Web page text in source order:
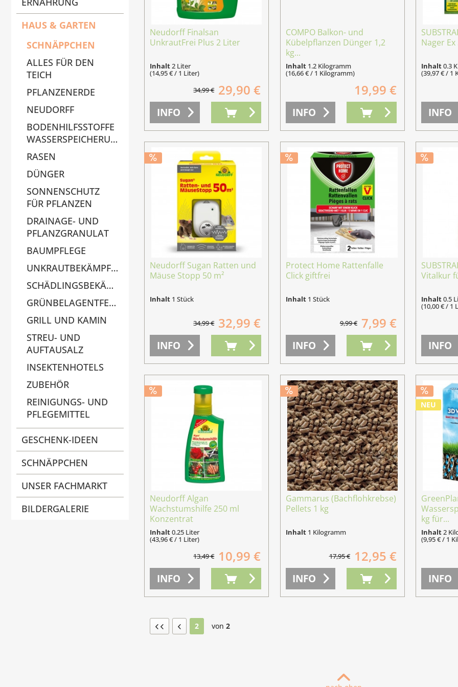
HAUS & GARTEN
SCHNÄPPCHEN
ALLES FÜR DEN
TEICH
PFLANZENERDE
NEUDORFF
BODENHILFSSTOFFE
WASSERSPEICHERUNG
RASEN
DÜNGER
SONNENSCHUTZ
FÜR PFLANZEN
DRAINAGE- UND
PFLANZGRANULAT
BAUMPFLEGE
UNKRAUTBEKÄMPFUNG
SCHÄDLINGSBEKÄMPFUNG
GRÜNBELAGENTFERNER
GRILL UND KAMIN
STREU- UND
AUFTAUSALZ
INSEKTENHOTELS
ZUBEHÖR
REINIGUNGS- UND
PFLEGEMITTEL
GESCHENK-IDEEN
SCHNÄPPCHEN
UNSER FACHMARKT
BILDERGALERIE
Neudorff Finalsan
UnkrautFrei Plus 2 Liter
Inhalt2 Liter
(14,95 € / 1 Liter)
34,99 € 29,90 €
INFO
COMPO Balkon- und
Kübelpflanzen Dünger 1,2
kg...
Inhalt 1.2 Kilogramm
(16,66 € / 1 Kilogramm)
19,99 €
INFO
Nager Ex
Inhalt0.3
(39,97 € / 1
INFO
Neudorff Sugan Ratten und
Mäuse­ Stopp 50 m²
Inhalt 1 Stück
34,99 € 32,99 €
INFO
Protect Home Rattenfalle
Click giftfrei
Inhalt 1 Stück
9,99 € 7,99 €
INFO
Vitalkur
Inhalt0.5
(10,00 € / 1
INFO
Neudorff Algan
Wachstumshilfe 250 ml
Konzentrat
Inhalt0.25 Liter
(43,96 € / 1 Liter)
13,49 € 10,99 €
INFO
Gammarus (Bachflohkrebse)
Pellets 1 kg
Inhalt 1 Kilogramm
17,95 € 12,95 €
INFO
NEU
kg für...
Inhalt2
(9,95 € / 1
INFO
2 von 2